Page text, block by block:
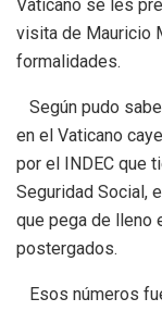
Vaticano se les
visita de Mauricio
formalidades.
Según pudo
en el Vaticano
por el INDEC que
Seguridad Social,
que pega de lleno
postergados.
Esos números